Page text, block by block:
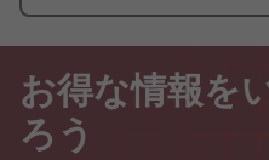
お得な情報を
ろう